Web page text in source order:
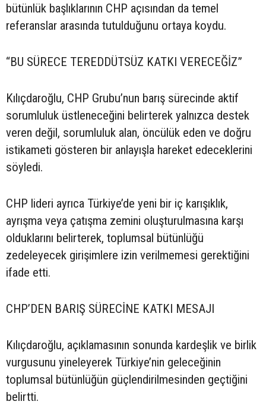
bütünlük başlıklarının CHP açısından da temel
referanslar arasında tutulduğunu ortaya koydu.
“BU SÜRECE TEREDDÜTSÜZ KATKI VERECEĞİZ”
Kılıçdaroğlu, CHP Grubu’nun barış sürecinde aktif
sorumluluk üstleneceğini belirterek yalnızca destek
veren değil, sorumluluk alan, öncülük eden ve doğru
istikameti gösteren bir anlayışla hareket edeceklerini
söyledi.
CHP lideri ayrıca Türkiye’de yeni bir iç karışıklık,
ayrışma veya çatışma zemini oluşturulmasına karşı
olduklarını belirterek, toplumsal bütünlüğü
zedeleyecek girişimlere izin verilmemesi gerektiğini
ifade etti.
CHP’DEN BARIŞ SÜRECİNE KATKI MESAJI
Kılıçdaroğlu, açıklamasının sonunda kardeşlik ve birlik
vurgusunu yineleyerek Türkiye’nin geleceğinin
toplumsal bütünlüğün güçlendirilmesinden geçtiğini
belirtti.